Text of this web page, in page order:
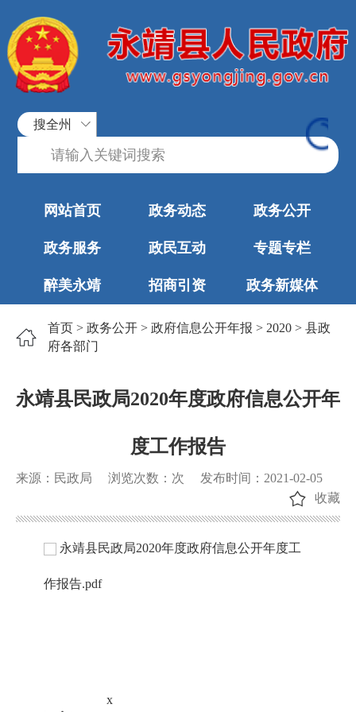
搜全州
网站首页 政务动态 政务公开
政务服务 政民互动 专题专栏
醉美永靖 招商引资 政务新媒体
首页 > 政务公开 > 政府信息公开年报 > 2020 > 县政
府各部门
永靖县民政局2020年度政府信息公开年
度工作报告
来源：民政局 浏览次数： 次
发布时间：2021-02-05
收藏
永靖县民政局2020年度政府信息公开年度工
作报告.pdf
x